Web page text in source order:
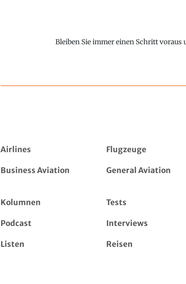
Bleiben Sie immer einen Schritt voraus
Airlines Flugzeuge
Business Aviation General Aviation
Kolumnen Tests
Podcast Interviews
Listen Reisen